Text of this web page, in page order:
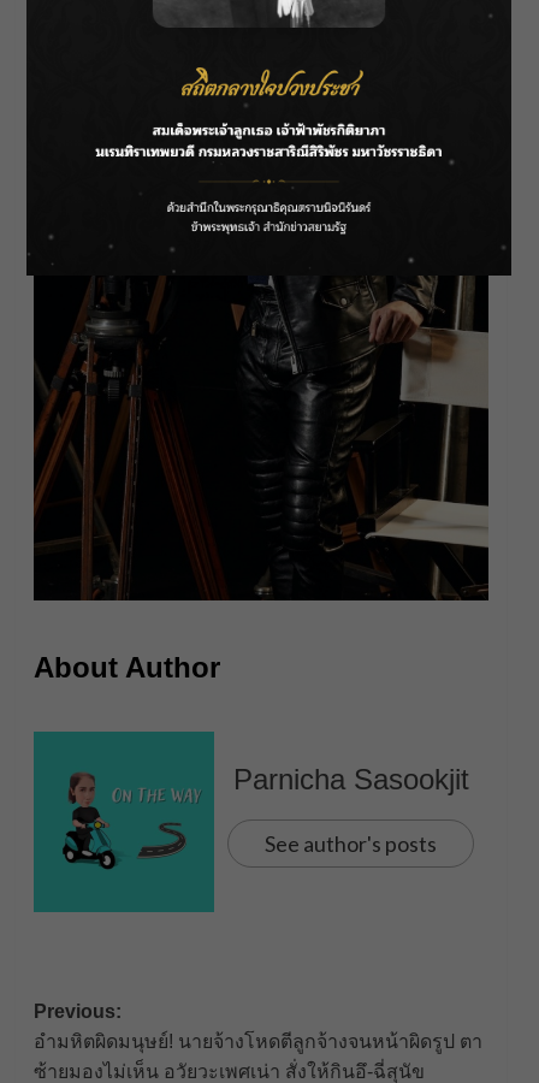
About Author
Parnicha Sasookjit
See author's posts
Post
navigation
Previous:
อำมหิตผิดมนุษย์! นายจ้างโหดตีลูกจ้างจนหน้าผิดรูป ตา
ซ้ายมองไม่เห็น อวัยวะเพศเน่า สั่งให้กินอึ-ฉี่สุนัข